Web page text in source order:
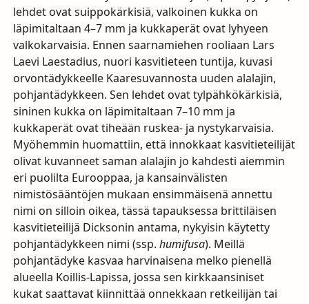
lehdet ovat suippokärkisiä, valkoinen kukka on
läpimitaltaan 4–7 mm ja kukkaperät ovat lyhyeen
valkokarvaisia. Ennen saarnamiehen rooliaan Lars
Laevi Laestadius, nuori kasvitieteen tuntija, kuvasi
orvontädykkeelle Kaaresuvannosta uuden alalajin,
pohjantädykkeen. Sen lehdet ovat tylpähkökärkisiä,
sininen kukka on läpimitaltaan 7–10 mm ja
kukkaperät ovat tiheään ruskea- ja nystykarvaisia.
Myöhemmin huomattiin, että innokkaat kasvitieteilijät
olivat kuvanneet saman alalajin jo kahdesti aiemmin
eri puolilta Eurooppaa, ja kansainvälisten
nimistösääntöjen mukaan ensimmäisenä annettu
nimi on silloin oikea, tässä tapauksessa brittiläisen
kasvitieteilijä Dicksonin antama, nykyisin käytetty
pohjantädykkeen nimi (ssp. humifusa). Meillä
pohjantädyke kasvaa harvinaisena melko pienellä
alueella Koillis-Lapissa, jossa sen kirkkaansiniset
kukat saattavat kiinnittää onnekkaan retkeilijän tai